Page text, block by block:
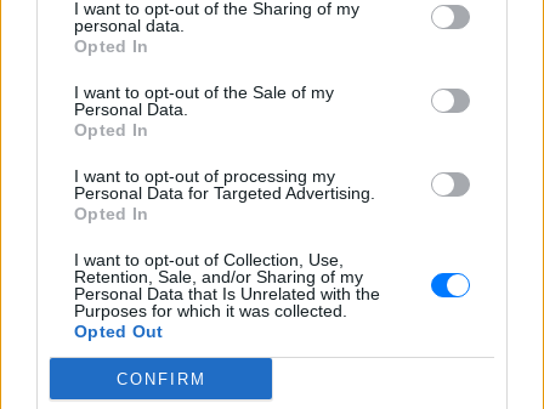
I want to opt-out of the Sharing of my
personal data.
Opted In
I want to opt-out of the Sale of my
Personal Data.
Opted In
I want to opt-out of processing my
Personal Data for Targeted Advertising.
Opted In
I want to opt-out of Collection, Use,
Retention, Sale, and/or Sharing of my
Personal Data that Is Unrelated with the
Purposes for which it was collected.
Opted Out
CONFIRM
και μάθετε πρώτοιτα πιο hot νέα
και ότι σου κάνει κλικ!
Ακολουθήστε το E-Radio.gr και στο Instagram
ΔΙΑΦΗΜΙΣΗ